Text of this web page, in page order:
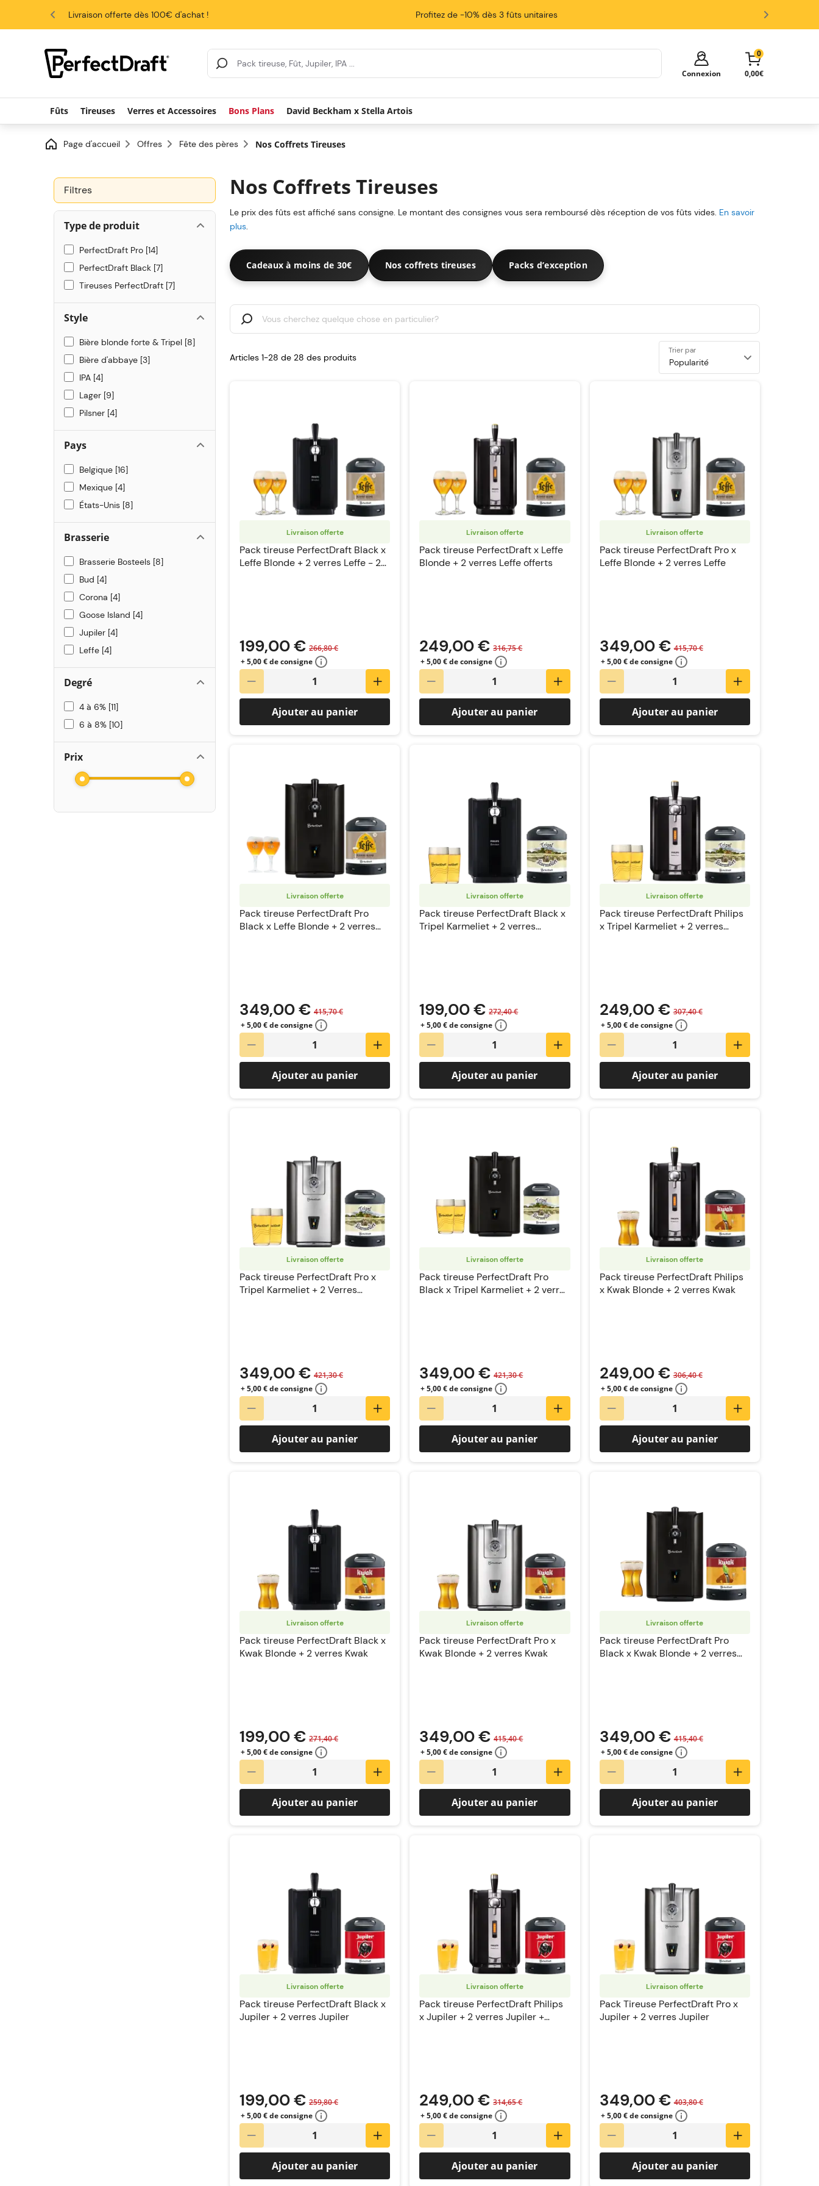
Livraison offerte dès 100€ d'achat ! Profitez de -10% dès 3 fûts unitaires
Search Results
Connexion
0
0,00€
Votre panier est vide!
Fûts Tireuses Verres et Accessoires Bons Plans David Beckham x Stella Artois
Page d'accueil Offres Fête des pères Nos Coffrets Tireuses
Filtres
Type de produit
PerfectDraft Pro 14
PerfectDraft Black 7
Tireuses PerfectDraft 7
Style
Bière blonde forte & Tripel 8
Bière d'abbaye 3
IPA 4
Lager 9
Pilsner 4
Pays
Belgique 16
Mexique 4
États-Unis 8
Brasserie
Brasserie Bosteels 8
Bud 4
Corona 4
Goose Island 4
Jupiler 4
Leffe 4
Degré
4 à 6% 11
6 à 8% 10
Prix
Nos Coffrets Tireuses
Le prix des fûts est affiché sans consigne. Le montant des consignes vous sera remboursé dès réception de vos fûts vides. En savoir
plus.
Cadeaux à moins de 30€ Nos coffrets tireuses Packs d’exception
Articles 1-28 de 28 des produits
Trier par
Livraison offerte
Pack tireuse PerfectDraft Black x
Leffe Blonde + 2 verres Leffe - 25
199,00 € 266,80 €
+ 5,00 € de consigne
Ajouter au panier
Livraison offerte
Pack tireuse PerfectDraft x Leffe
Blonde + 2 verres Leffe offerts
249,00 € 316,75 €
+ 5,00 € de consigne
Ajouter au panier
Livraison offerte
Pack tireuse PerfectDraft Pro x
Leffe Blonde + 2 verres Leffe
349,00 € 415,70 €
+ 5,00 € de consigne
Ajouter au panier
Livraison offerte
Pack tireuse PerfectDraft Pro
Black x Leffe Blonde + 2 verres
349,00 € 415,70 €
+ 5,00 € de consigne
Ajouter au panier
Livraison offerte
Pack tireuse PerfectDraft Black x
Tripel Karmeliet + 2 verres
199,00 € 272,40 €
+ 5,00 € de consigne
Ajouter au panier
Livraison offerte
Pack tireuse PerfectDraft Philips
x Tripel Karmeliet + 2 verres
249,00 € 307,40 €
+ 5,00 € de consigne
Ajouter au panier
Livraison offerte
Pack tireuse PerfectDraft Pro x
Tripel Karmeliet + 2 Verres
349,00 € 421,30 €
+ 5,00 € de consigne
Ajouter au panier
Livraison offerte
Pack tireuse PerfectDraft Pro
Black x Tripel Karmeliet + 2 verres
349,00 € 421,30 €
+ 5,00 € de consigne
Ajouter au panier
Livraison offerte
Pack tireuse PerfectDraft Philips
x Kwak Blonde + 2 verres Kwak
249,00 € 306,40 €
+ 5,00 € de consigne
Ajouter au panier
Livraison offerte
Pack tireuse PerfectDraft Black x
Kwak Blonde + 2 verres Kwak
199,00 € 271,40 €
+ 5,00 € de consigne
Ajouter au panier
Livraison offerte
Pack tireuse PerfectDraft Pro x
Kwak Blonde + 2 verres Kwak
349,00 € 415,40 €
+ 5,00 € de consigne
Ajouter au panier
Livraison offerte
Pack tireuse PerfectDraft Pro
Black x Kwak Blonde + 2 verres
349,00 € 415,40 €
+ 5,00 € de consigne
Ajouter au panier
Livraison offerte
Pack tireuse PerfectDraft Black x
Jupiler + 2 verres Jupiler
199,00 € 259,80 €
+ 5,00 € de consigne
Ajouter au panier
Livraison offerte
Pack tireuse PerfectDraft Philips
x Jupiler + 2 verres Jupiler +
249,00 € 314,65 €
+ 5,00 € de consigne
Ajouter au panier
Livraison offerte
Pack Tireuse PerfectDraft Pro x
Jupiler + 2 verres Jupiler
349,00 € 403,80 €
+ 5,00 € de consigne
Ajouter au panier